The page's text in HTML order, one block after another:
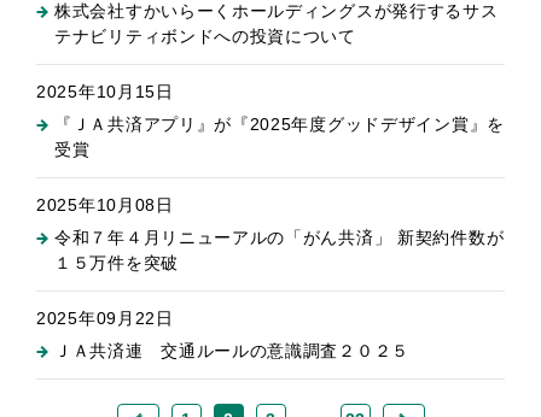
株式会社すかいらーくホールディングスが発行するサス
テナビリティボンドへの投資について
2025年10月15日
『ＪＡ共済アプリ』が『2025年度グッドデザイン賞』を
受賞
2025年10月08日
令和７年４月リニューアルの「がん共済」 新契約件数が
１５万件を突破
2025年09月22日
ＪＡ共済連 交通ルールの意識調査２０２５